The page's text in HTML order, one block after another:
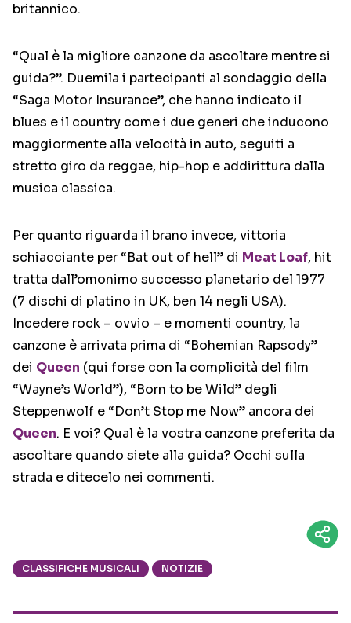
britannico.
“Qual è la migliore canzone da ascoltare mentre si
guida?”. Duemila i partecipanti al sondaggio della
“Saga Motor Insurance”, che hanno indicato il
blues e il country come i due generi che inducono
maggiormente alla velocità in auto, seguiti a
stretto giro da reggae, hip-hop e addirittura dalla
musica classica.
Per quanto riguarda il brano invece, vittoria
schiacciante per “Bat out of hell” di Meat Loaf, hit
tratta dall’omonimo successo planetario del 1977
(7 dischi di platino in UK, ben 14 negli USA).
Incedere rock – ovvio – e momenti country, la
canzone è arrivata prima di “Bohemian Rapsody”
dei Queen (qui forse con la complicità del film
“Wayne’s World”), “Born to be Wild” degli
Steppenwolf e “Don’t Stop me Now” ancora dei
Queen. E voi? Qual è la vostra canzone preferita da
ascoltare quando siete alla guida? Occhi sulla
strada e ditecelo nei commenti.
CLASSIFICHE MUSICALI NOTIZIE